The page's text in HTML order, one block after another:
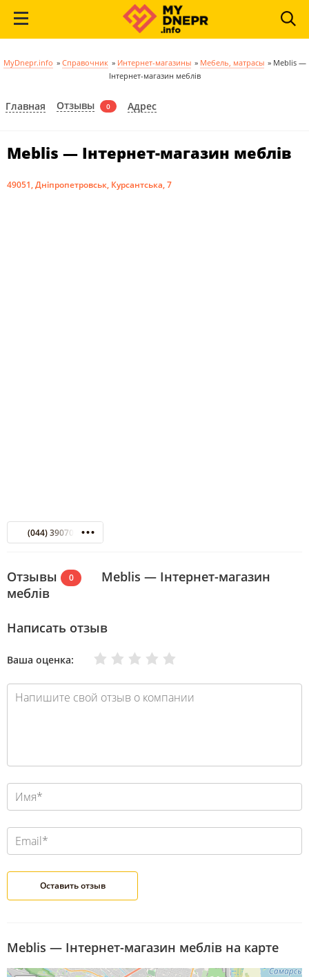
MyDnepr.info » Справочник » Интернет-магазины » Мебель, матрасы » Meblis —
Інтернет-магазин меблів
Главная Отзывы 0 Адрес
Meblis — Інтернет-магазин меблів
49051, Дніпропетровськ, Курсантська, 7
(044) 3907093
Отзывы 0
Meblis — Інтернет-магазин
меблів
Написать отзыв
Ваша оценка: Отлично
Хорошо
Нормально
Плохо
Очень плохо
Meblis — Інтернет-магазин меблів на карте